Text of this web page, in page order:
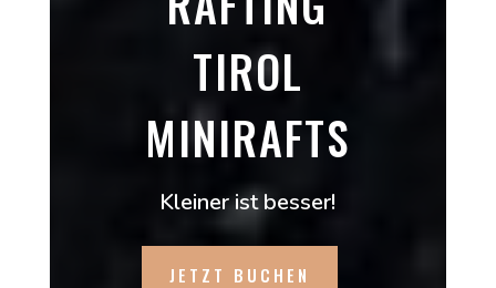
TIROL
MINIRAFTS
Kleiner ist besser!
JETZT BUCHEN